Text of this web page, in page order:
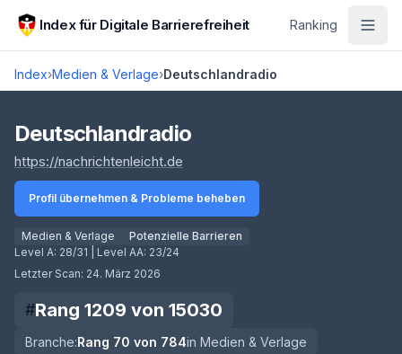
Zum Hauptinhalt springen
Index für Digitale Barrierefreiheit Ranking
Index›Medien & Verlage›Deutschlandradio
Score lädt
Deutschlandradio
https://nachrichtenleicht.de
Profil übernehmen & Probleme beheben
Medien & Verlage
Potenzielle Barrieren
Level A: 28/31 | Level AA: 23/24
Letzter Scan: 24. März 2026
#Rang 1209 von 15030
Branche:Rang 70 von 784in Medien & Verlage